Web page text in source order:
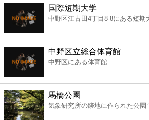
薬局
エンタメ
レジャー
書店
国際短期大学
中野区江古田4丁目8-8にある短期
中野区立総合体育館
中野区にある体育館
馬橋公園
気象研究所の跡地に作られた公園